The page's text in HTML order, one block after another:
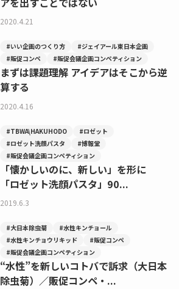
2020.4.21
#いい企画のつくり方
#ジェイアール東日本企画
#販促コンペ
#販促会議企画コンペティション
まずは課題理解 アイデアはそこから逆
算する
2020.4.16
#TBWA\HAKUHODO
#ロゼット
#ロゼット洗顔パスタ
#博報堂
#販促会議企画コンペティション
「懐かしいのに、新しい」を形に
「ロゼット洗顔パスタ」90...
2019.6.3
#大日本除虫菊
#水性キンチョール
#水性キンチョウリキッド
#販促コンペ
#販促会議企画コンペティション
“水性”を新しいコトバで訴求（大日本
除虫菊）／販促コンペ・...